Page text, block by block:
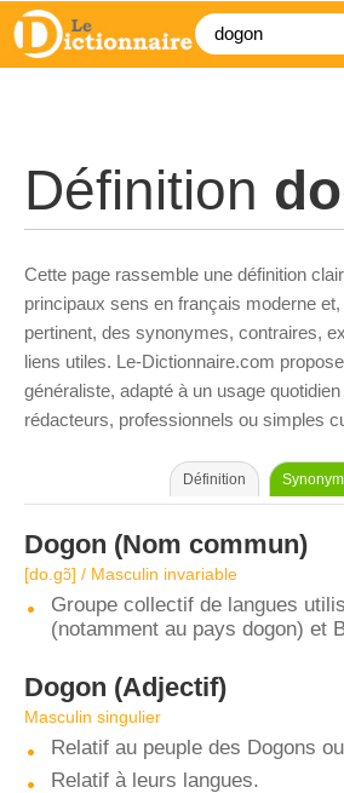
Définition
Cette page rassemble une définition
principaux sens en français moderne et,
pertinent, des synonymes, contraires,
liens utiles. Le-Dictionnaire.com
généraliste, adapté à un usage
rédacteurs, professionnels ou simples
Définition
Dogon (Nom commun)
[do.gɔ̃] / Masculin invariable
Groupe collectif de langues
(notamment au pays dogon) et
Dogon (Adjectif)
Masculin singulier
Relatif au peuple des Dogons
Relatif à leurs langues.